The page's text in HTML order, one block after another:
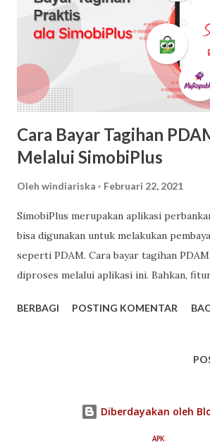
diantaranya. Buah beri. Pilihan buah
makanan bernutrisi tinggi sangat
blueberry, raspberry, strawberry, dan
buah-buahan ini memiliki nutrisi yang
antioksidan yang berfungsi dalam
Cara Bayar Tagihan
Melalui SimobiPlus
Oleh windiariska Februari 22, 2021
SimobiPlus merupakan aplikasi
bisa digunakan untuk melakukan
seperti PDAM. Cara bayar tagihan
diproses melalui aplikasi ini. Bahkan,
Jika Anda pelanggan PDAM, aplikasi ini
Nah, berikut ini, kami akan menjelaskan
ini, aplikasi tersebut sudah tersedia baik
HP Android maupun HP berbasis iOS.
BERBAGI POSTING KOMENTAR
Diberdayakan oleh
APK